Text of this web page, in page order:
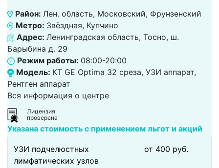
Район: Лен. область, Московский, Фрунзенский
Метро: Звёздная, Купчино
Адрес: Ленинградская область, Тосно, ш.
Барыбина д. 29
Режим работы: 08:00-20:00
Модель: КТ GE Optima 32 среза, УЗИ аппарат,
Рентген аппарат
Вся информация о центре
Лицензия
проверена
Указана стоимость с применением льгот и акций
УЗИ подчелюстных
лимфатических узлов
от 400 pуб.